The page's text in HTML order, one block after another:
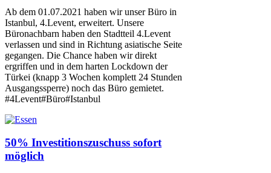
Ab dem 01.07.2021 haben wir unser Büro in
Istanbul, 4.Levent, erweitert. Unsere
Büronachbarn haben den Stadtteil 4.Levent
verlassen und sind in Richtung asiatische Seite
gegangen. Die Chance haben wir direkt
ergriffen und in dem harten Lockdown der
Türkei (knapp 3 Wochen komplett 24 Stunden
Ausgangssperre) noch das Büro gemietet.
#4Levent#Büro#Istanbul
50% Investitionszuschuss sofort
möglich